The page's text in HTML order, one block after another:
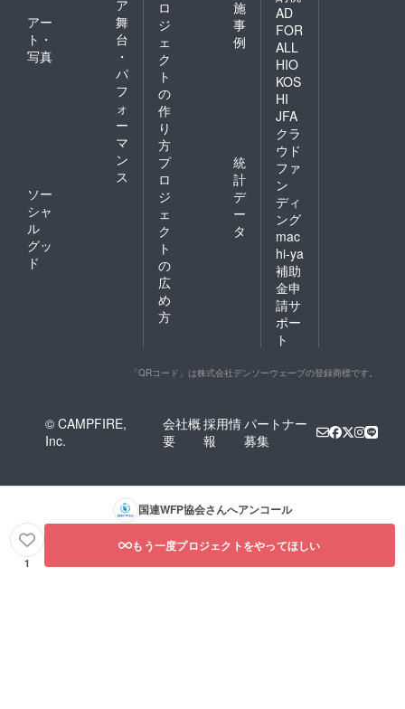
ア
アー
ト・
写真
舞
台
・
パ
フ
ォ
ー
マ
ン
ス
ソー
シャ
ル
グッ
ド
ロ
ジ
ェ
ク
ト
の
作
り
方
施
事
例
プ
ロ
ジ
ェ
ク
ト
の
広
め
方
統
計
デ
ー
タ
AD
FOR
ALL
HIO
KOS
HI
JFA
クラ
ウド
ファ
ン
ディ
ング
mac
hi-ya
補助
金申
請サ
ポー
ト
「QRコード」は株式会社デンソーウェーブの登録商標です。
© CAMPFIRE,
Inc.
会社概
要
採用情
報
パートナー
募集
国連WFP協会さんへアンコール
1
もう一度プロジェクトをやってほしい